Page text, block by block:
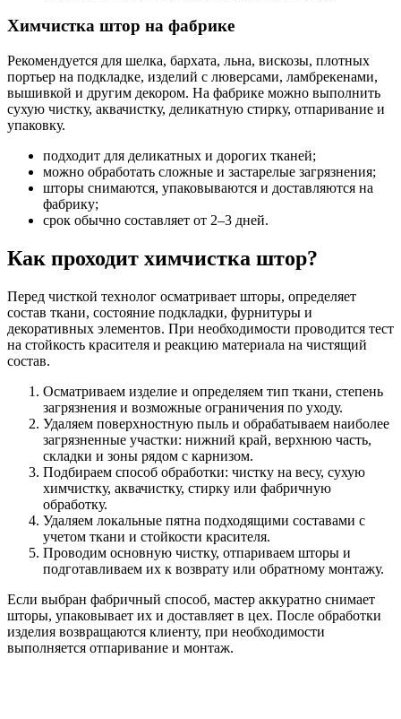
Химчистка штор на фабрике
Рекомендуется для шелка, бархата, льна, вискозы, плотных
портьер на подкладке, изделий с люверсами, ламбрекенами,
вышивкой и другим декором. На фабрике можно выполнить
сухую чистку, аквачистку, деликатную стирку, отпаривание и
упаковку.
подходит для деликатных и дорогих тканей;
можно обработать сложные и застарелые загрязнения;
шторы снимаются, упаковываются и доставляются на
фабрику;
срок обычно составляет от 2–3 дней.
Как проходит химчистка штор?
Перед чисткой технолог осматривает шторы, определяет
состав ткани, состояние подкладки, фурнитуры и
декоративных элементов. При необходимости проводится тест
на стойкость красителя и реакцию материала на чистящий
состав.
Осматриваем изделие и определяем тип ткани, степень
загрязнения и возможные ограничения по уходу.
Удаляем поверхностную пыль и обрабатываем наиболее
загрязненные участки: нижний край, верхнюю часть,
складки и зоны рядом с карнизом.
Подбираем способ обработки: чистку на весу, сухую
химчистку, аквачистку, стирку или фабричную
обработку.
Удаляем локальные пятна подходящими составами с
учетом ткани и стойкости красителя.
Проводим основную чистку, отпариваем шторы и
подготавливаем их к возврату или обратному монтажу.
Если выбран фабричный способ, мастер аккуратно снимает
шторы, упаковывает их и доставляет в цех. После обработки
изделия возвращаются клиенту, при необходимости
выполняется отпаривание и монтаж.